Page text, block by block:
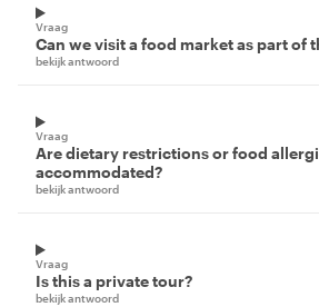
Vraag
Can we visit a food market as part of
bekijk antwoord
Vraag
Are dietary restrictions or food
accommodated?
bekijk antwoord
Vraag
Is this a private tour?
bekijk antwoord